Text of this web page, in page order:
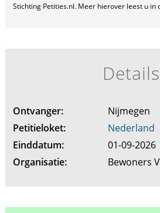
Stichting Petities.nl. Meer hierover leest u in
Details
Ontvanger:
Nijmegen
Petitieloket:
Nederland
Einddatum:
01-09-2026
Organisatie:
Bewoners